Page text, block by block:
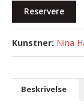
"Keramisk
skulptur-
antal
Reservere
Nina
Beskrivelse